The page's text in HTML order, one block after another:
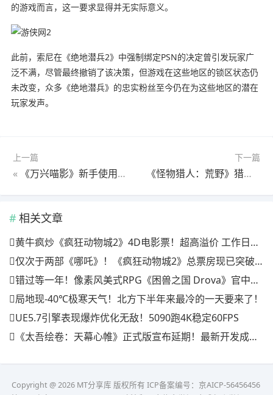
的游戏而言，这一要求显得并无实际意义。
此前，索尼在《绝地潜兵2》中强制绑定PSN的决定曾引发玩家广
泛不满，尽管最终撤销了该决策，但游戏在这些地区的锁区状态仍
未改变，众多《绝地潜兵》的忠实粉丝至今仍在为这些地区的潜在
玩家发声。
上一篇
« 《万兴喵影》新手使用教程
下一篇
《怪物猎人：荒野》猎人时装搭配攻略：让你的猎人成为封禁之地最靓的仔！
相关文章
黄牛疯炒《疯狂动物城2》4D电影票！超高溢价 工作日也满场
仅次于两部《哪吒》！《疯狂动物城2》总票房现已突破20亿
错过等一年！像素风美式RPG《困兽之国 Drova》官中上线特惠倒计时三天
局地现-40℃极寒天气！北方下半年来最冷的一天要来了！
UE5.7引擎表现爆炸优化无敌！5090跑4K稳定60FPS
《太吾绘卷：天幕心帷》正式版宣布延期！最新开发成果公开
Copyright @ 2026 MT分享库 版权所有 ICP备案编号：京AICP-56456456